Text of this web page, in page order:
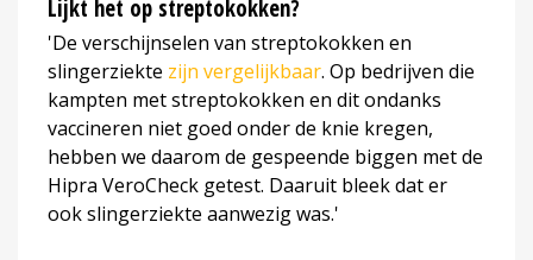
Lijkt het op streptokokken?
'De verschijnselen van streptokokken en
slingerziekte zijn vergelijkbaar. Op bedrijven die
kampten met streptokokken en dit ondanks
vaccineren niet goed onder de knie kregen,
hebben we daarom de gespeende biggen met de
Hipra VeroCheck getest. Daaruit bleek dat er
ook slingerziekte aanwezig was.'